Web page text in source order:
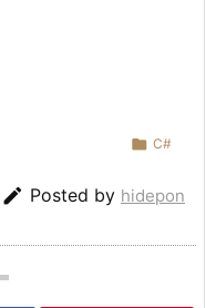
 C#
 Posted by hidepon